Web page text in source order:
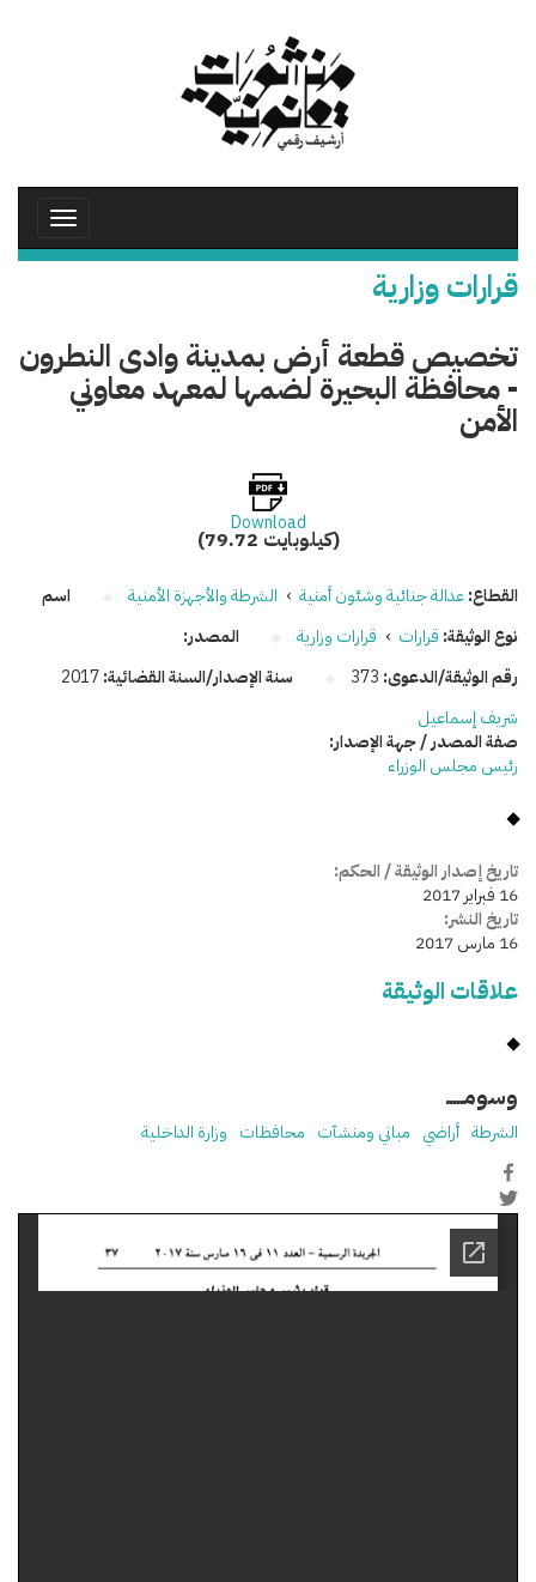
Toggle
قرارات وزارية
تخصيص قطعة أرض بمدينة وادى النطرون
- محافظة البحيرة لضمها لمعهد معاوني
الأمن
Download
(79.72 كيلوبايت)
القطاع:عدالة جنائية وشئون أمنية › الشرطة والأجهزة الأمنية
نوع الوثيقة: قرارات › قرارات وزارية
رقم الوثيقة/الدعوى: 373 سنة الإصدار/السنة القضائية:2017
اسم
المصدر:
شريف إسماعيل
صفة المصدر / جهة الإصدار:
رئيس مجلس الوزراء
تاريخ إصدار الوثيقة / الحكم:
16 فبراير 2017
تاريخ النشر:
16 مارس 2017
علاقات الوثيقة
وسومـــــ
الشرطة أراضي مباني ومنشآت محافظات وزارة الداخلية